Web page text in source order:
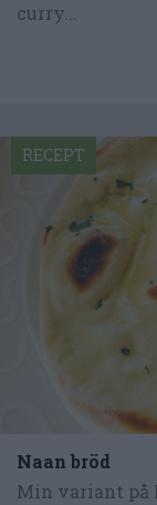
curry...
Naan bröd
Min variant på
RECEPT